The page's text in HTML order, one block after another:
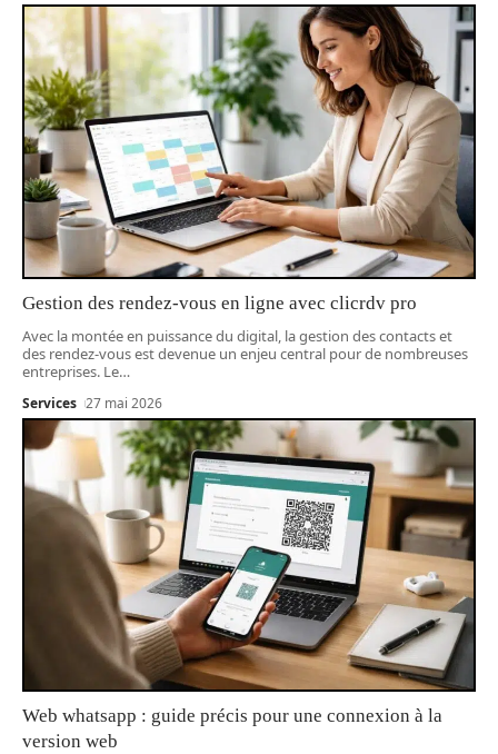
Gestion des rendez-vous en ligne avec clicrdv pro
Avec la montée en puissance du digital, la gestion des contacts et
des rendez-vous est devenue un enjeu central pour de nombreuses
entreprises. Le…
Services 27 mai 2026
Web whatsapp : guide précis pour une connexion à la
version web